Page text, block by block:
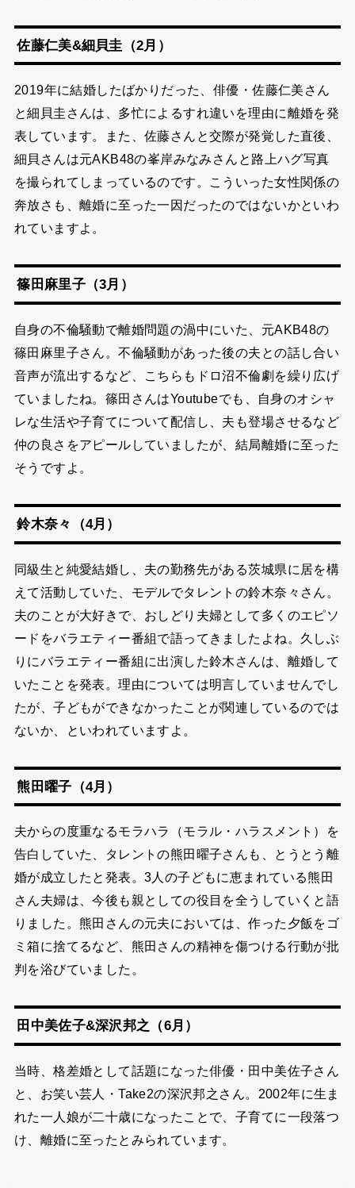
佐藤仁美&細貝圭（2月）
2019年に結婚したばかりだった、俳優・佐藤仁美さん
と細貝圭さんは、多忙によるすれ違いを理由に離婚を発
表しています。また、佐藤さんと交際が発覚した直後、
細貝さんは元AKB48の峯岸みなみさんと路上ハグ写真
を撮られてしまっているのです。こういった女性関係の
奔放さも、離婚に至った一因だったのではないかといわ
れていますよ。
篠田麻里子（3月）
自身の不倫騒動で離婚問題の渦中にいた、元AKB48の
篠田麻里子さん。不倫騒動があった後の夫との話し合い
音声が流出するなど、こちらもドロ沼不倫劇を繰り広げ
ていましたね。篠田さんはYoutubeでも、自身のオシャ
レな生活や子育てについて配信し、夫も登場させるなど
仲の良さをアピールしていましたが、結局離婚に至った
そうですよ。
鈴木奈々（4月）
同級生と純愛結婚し、夫の勤務先がある茨城県に居を構
えて活動していた、モデルでタレントの鈴木奈々さん。
夫のことが大好きで、おしどり夫婦として多くのエピソ
ードをバラエティー番組で語ってきましたよね。久しぶ
りにバラエティー番組に出演した鈴木さんは、離婚して
いたことを発表。理由については明言していませんでし
たが、子どもができなかったことが関連しているのでは
ないか、といわれていますよ。
熊田曜子（4月）
夫からの度重なるモラハラ（モラル・ハラスメント）を
告白していた、タレントの熊田曜子さんも、とうとう離
婚が成立したと発表。3人の子どもに恵まれている熊田
さん夫婦は、今後も親としての役目を全うしていくと語
りました。熊田さんの元夫においては、作った夕飯をゴ
ミ箱に捨てるなど、熊田さんの精神を傷つける行動が批
判を浴びていました。
田中美佐子&深沢邦之（6月）
当時、格差婚として話題になった俳優・田中美佐子さん
と、お笑い芸人・Take2の深沢邦之さん。2002年に生ま
れた一人娘が二十歳になったことで、子育てに一段落つ
け、離婚に至ったとみられています。